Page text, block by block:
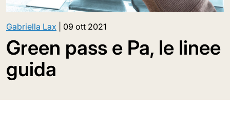
Gabriella Lax 09 ott 2021
Green pass e Pa, le linee
guida